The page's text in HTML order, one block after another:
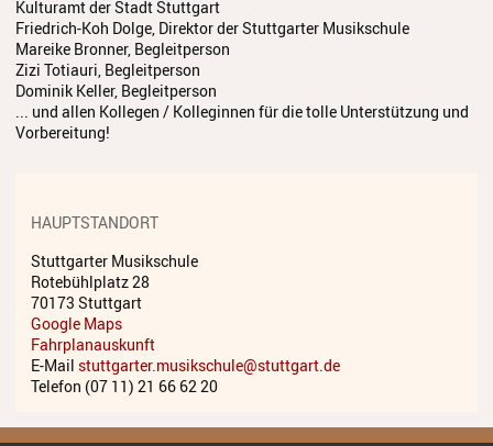
Kulturamt der Stadt Stuttgart
Friedrich-Koh Dolge, Direktor der Stuttgarter Musikschule
Mareike Bronner, Begleitperson
Zizi Totiauri, Begleitperson
Dominik Keller, Begleitperson
... und allen Kollegen / Kolleginnen für die tolle Unterstützung und
Vorbereitung!
HAUPTSTANDORT
Stuttgarter Musikschule
Rotebühlplatz 28
70173 Stuttgart
Google Maps
Fahrplanauskunft
E-Mail stuttgarter.musikschule@stuttgart.de
Telefon (07 11) 21 66 62 20